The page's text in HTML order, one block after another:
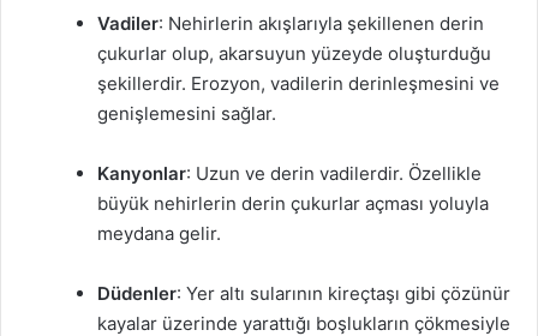
Vadiler: Nehirlerin akışlarıyla şekillenen derin
çukurlar olup, akarsuyun yüzeyde oluşturduğu
şekillerdir. Erozyon, vadilerin derinleşmesini ve
genişlemesini sağlar.
Kanyonlar: Uzun ve derin vadilerdir. Özellikle
büyük nehirlerin derin çukurlar açması yoluyla
meydana gelir.
Düdenler: Yer altı sularının kireçtaşı gibi çözünür
kayalar üzerinde yarattığı boşlukların çökmesiyle